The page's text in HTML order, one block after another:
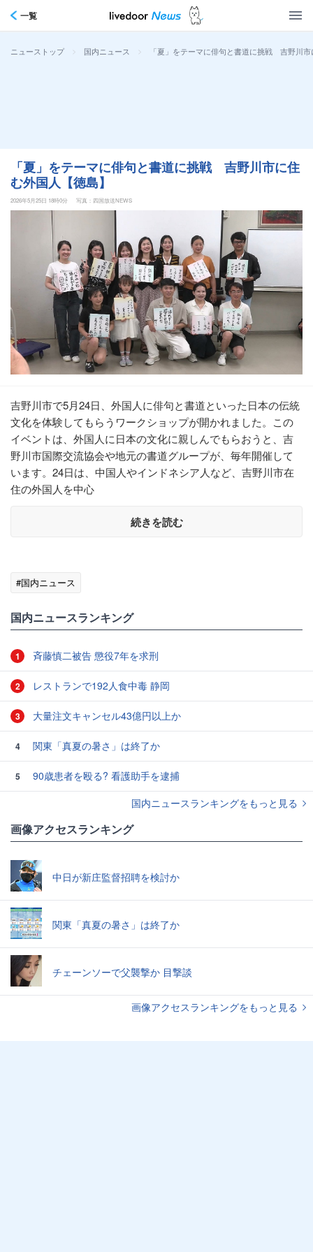
一覧
ニューストップ > 国内ニュース > 「夏」をテーマに俳句と書道に挑戦 吉野川
「夏」をテーマに俳句と書道に挑戦 吉野川市に住
む外国人【徳島】
2026年5月25日 18時0分 写真：四国放送NEWS
吉野川市で5月24日、外国人に俳句と書道といった日本の伝統
文化を体験してもらうワークショップが開かれました。この
イベントは、外国人に日本の文化に親しんでもらおうと、吉
野川市国際交流協会や地元の書道グループが、毎年開催して
います。24日は、中国人やインドネシア人など、吉野川市在
住の外国人を中心
続きを読む
#国内ニュース
国内ニュースランキング
1 斉藤慎二被告 懲役7年を求刑
2 レストランで192人食中毒 静岡
3 大量注文キャンセル43億円以上か
4 関東「真夏の暑さ」は終了か
5
90歳患者を殴る? 看護助手を逮捕
国内ニュースランキングをもっと見る
画像アクセスランキング
中日が新庄監督招聘を検討か
関東「真夏の暑さ」は終了か
チェーンソーで父襲撃か 目撃談
画像アクセスランキングをもっと見る